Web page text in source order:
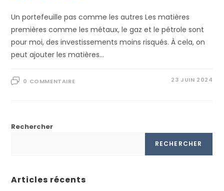
Un portefeuille pas comme les autres Les matières
premières comme les métaux, le gaz et le pétrole sont
pour moi, des investissements moins risqués. À cela, on
peut ajouter les matières…
0 COMMENTAIRE 23 JUIN 2024
Rechercher
RECHERCHER
Articles récents